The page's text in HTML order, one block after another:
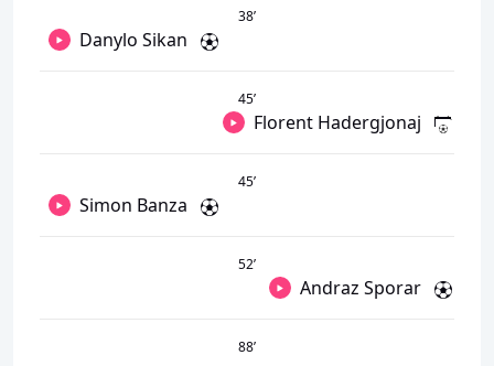
38’
Danylo Sikan
45’
Florent Hadergjonaj
45’
Simon Banza
52’
Andraz Sporar
88’